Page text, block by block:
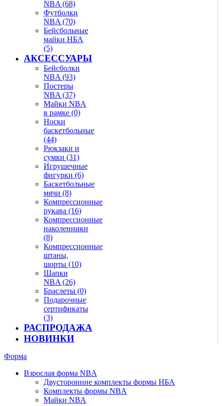
NBA (68)
Футболки
NBA (70)
Бейсбольные
майки НБА
(5)
АКСЕССУАРЫ
Бейсболки
NBA (93)
Постеры
NBA (37)
Майки NBA
в рамке (0)
Носки
баскетбольные
(44)
Рюкзаки и
сумки (31)
Игрушечные
фигурки (6)
Баскетбольные
мячи (8)
Компрессионные
рукава (16)
Компрессионные
наколенники
(8)
Компрессионные
штаны,
шорты (10)
Шапки
NBA (26)
Браслеты (0)
Подарочные
сертификаты
(3)
РАСПРОДАЖА
НОВИНКИ
Форма
Взрослая форма NBA
Двусторонние комплекты формы НБА
Комплекты формы NBA
Майки NBA